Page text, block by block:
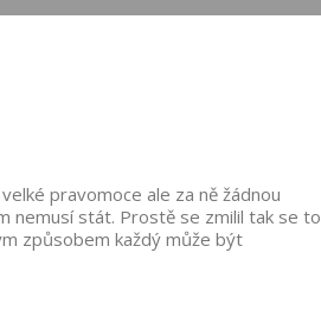
pravomoce ale za ně žádnou
nemusí stát. Prostě se zmilil tak se to
způsobem každý může být